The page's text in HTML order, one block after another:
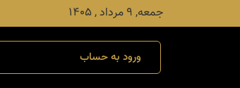
جمعه, ۹ مرداد , ۱۴۰۵
ورود به حساب